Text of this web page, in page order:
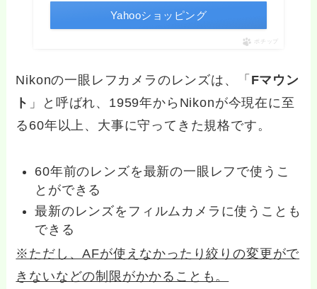
Yahooショッピング
ポチップ
Nikonの一眼レフカメラのレンズは、「 Fマウン
ト 」と呼ばれ、1959年からNikonが今現在に至
る60年以上、大事に守ってきた規格です。
60年前のレンズを最新の一眼レフで使うこ
とができる
最新のレンズをフィルムカメラに使うことも
できる
※ただし、AFが使えなかったり絞りの変更がで
きないなどの制限がかかることも。